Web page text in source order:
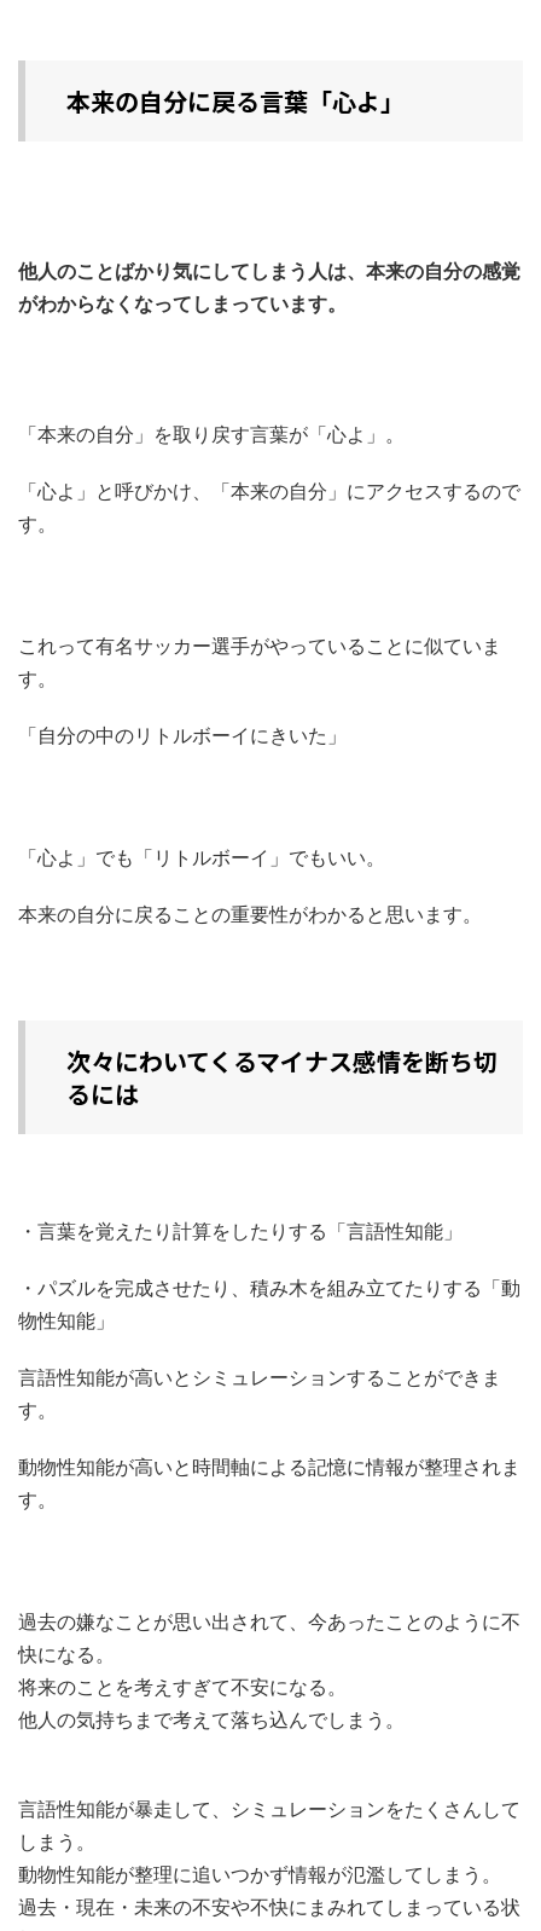
本来の自分に戻る言葉「心よ」
他人のことばかり気にしてしまう人は、本来の自分の感覚
がわからなくなってしまっています。
「本来の自分」を取り戻す言葉が「心よ」。
「心よ」と呼びかけ、「本来の自分」にアクセスするので
す。
これって有名サッカー選手がやっていることに似ていま
す。
「自分の中のリトルボーイにきいた」
「心よ」でも「リトルボーイ」でもいい。
本来の自分に戻ることの重要性がわかると思います。
次々にわいてくるマイナス感情を断ち切
るには
・言葉を覚えたり計算をしたりする「言語性知能」
・パズルを完成させたり、積み木を組み立てたりする「動
物性知能」
言語性知能が高いとシミュレーションすることができま
す。
動物性知能が高いと時間軸による記憶に情報が整理されま
す。
過去の嫌なことが思い出されて、今あったことのように不
快になる。
将来のことを考えすぎて不安になる。
他人の気持ちまで考えて落ち込んでしまう。
言語性知能が暴走して、シミュレーションをたくさんして
しまう。
動物性知能が整理に追いつかず情報が氾濫してしまう。
過去・現在・未来の不安や不快にまみれてしまっている状